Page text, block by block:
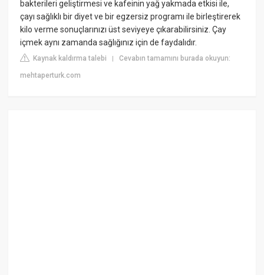
bakterileri geliştirmesi ve kafeinin yağ yakmada etkisi ile,
çayı sağlıklı bir diyet ve bir egzersiz programı ile birleştirerek
kilo verme sonuçlarınızı üst seviyeye çıkarabilirsiniz. Çay
içmek aynı zamanda sağlığınız için de faydalıdır.
Kaynak kaldırma talebi |Cevabın tamamını burada okuyun:
mehtaperturk.com